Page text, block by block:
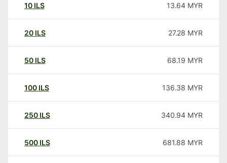
10 ILS 13.64 MYR
20 ILS 27.28 MYR
50 ILS 68.19 MYR
100 ILS 136.38 MYR
250 ILS 340.94 MYR
500 ILS 681.88 MYR